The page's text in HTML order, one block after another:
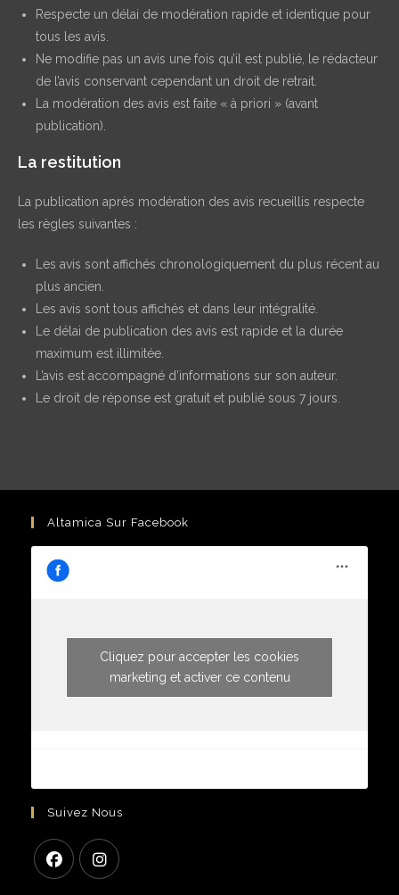
Respecte un délai de modération rapide et identique pour
tous les avis.
Ne modifie pas un avis une fois qu’il est publié, le rédacteur
de l’avis conservant cependant un droit de retrait.
La modération des avis est faite « à priori » (avant
publication).
La restitution
La publication après modération des avis recueillis respecte
les règles suivantes :
Les avis sont affichés chronologiquement du plus récent au
plus ancien.
Les avis sont tous affichés et dans leur intégralité.
Le délai de publication des avis est rapide et la durée
maximum est illimitée.
L’avis est accompagné d’informations sur son auteur.
Le droit de réponse est gratuit et publié sous 7 jours.
Altamica Sur Facebook
Cliquez pour accepter les cookies
marketing et activer ce contenu
Suivez Nous